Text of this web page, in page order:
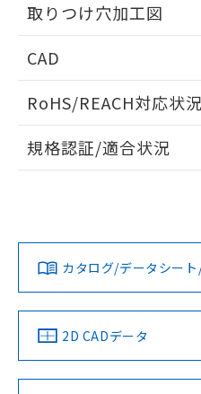
取りつけ穴加工図
CAD
ドすることができます。
ログイ
ダウンロードデータをご利用
みください。
ソフトウェアの使用条件
RoHS/REACH対応状況
EU RoHS 注意事項・凡
対応済み
中国 RoHS 注意事項・凡
規格認証/適合状況
カタログ/データシー
2D CADデータ
※当社の共同利
の共同利用に関
EU RoHS指令（10物
ものではありません
また、RoHS指令の
物質の対応では、対
荷製品に未対応品が
欄に対応日を記載し